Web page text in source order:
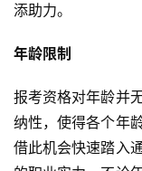
添助力。
年龄限制
报考资格对年龄并
纳性，使得各个年
借此机会快速踏入